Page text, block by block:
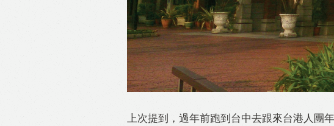
上次提到，過年前跑到台中去跟來台港人團